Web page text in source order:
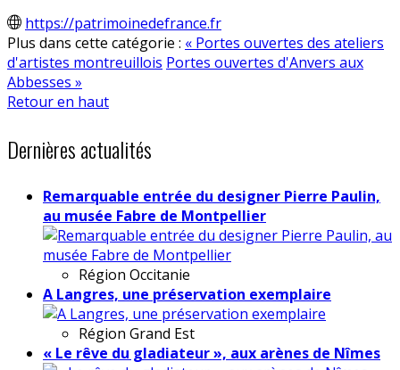
https://patrimoinedefrance.fr
Plus dans cette catégorie : « Portes ouvertes des ateliers
d'artistes montreuillois Portes ouvertes d'Anvers aux
Abbesses »
Retour en haut
Dernières actualités
Remarquable entrée du designer Pierre Paulin,
au musée Fabre de Montpellier
Région Occitanie
A Langres, une préservation exemplaire
Région Grand Est
« Le rêve du gladiateur », aux arènes de Nîmes